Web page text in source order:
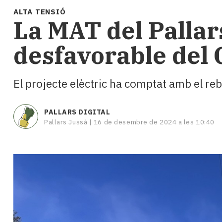
i
Cultura
Esports
Mai
tant!
i
El
temps
Enquestes
teva!
ALTA TENSIÓ
La MAT del
desfavorable del
El projecte elèctric ha comptat amb el
PALLARS DIGITAL
Pallars Jussà | 16 de desembre de 2024 a les 10:40